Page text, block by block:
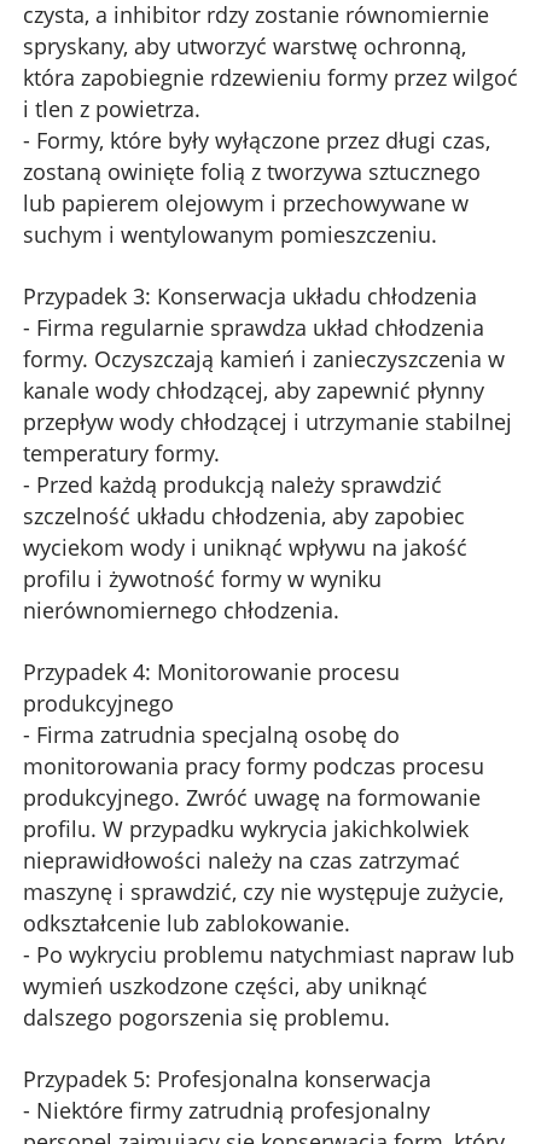
czysta, a inhibitor rdzy zostanie równomiernie
spryskany, aby utworzyć warstwę ochronną,
która zapobiegnie rdzewieniu formy przez wilgoć
i tlen z powietrza.
- Formy, które były wyłączone przez długi czas,
zostaną owinięte folią z tworzywa sztucznego
lub papierem olejowym i przechowywane w
suchym i wentylowanym pomieszczeniu.
Przypadek 3: Konserwacja układu chłodzenia
- Firma regularnie sprawdza układ chłodzenia
formy. Oczyszczają kamień i zanieczyszczenia w
kanale wody chłodzącej, aby zapewnić płynny
przepływ wody chłodzącej i utrzymanie stabilnej
temperatury formy.
- Przed każdą produkcją należy sprawdzić
szczelność układu chłodzenia, aby zapobiec
wyciekom wody i uniknąć wpływu na jakość
profilu i żywotność formy w wyniku
nierównomiernego chłodzenia.
Przypadek 4: Monitorowanie procesu
produkcyjnego
- Firma zatrudnia specjalną osobę do
monitorowania pracy formy podczas procesu
produkcyjnego. Zwróć uwagę na formowanie
profilu. W przypadku wykrycia jakichkolwiek
nieprawidłowości należy na czas zatrzymać
maszynę i sprawdzić, czy nie występuje zużycie,
odkształcenie lub zablokowanie.
- Po wykryciu problemu natychmiast napraw lub
wymień uszkodzone części, aby uniknąć
dalszego pogorszenia się problemu.
Przypadek 5: Profesjonalna konserwacja
- Niektóre firmy zatrudnią profesjonalny